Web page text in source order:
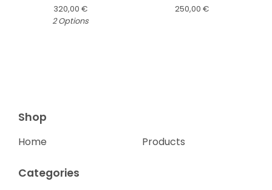
320,00 €
2 Options
250,00 €
Shop
Home Products
Categories